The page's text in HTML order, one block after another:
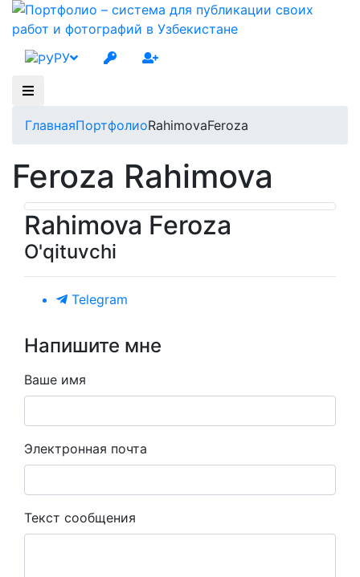
РУ
ГлавнаяПортфолиоRahimovaFeroza
Feroza Rahimova
Rahimova Feroza
O'qituvchi
Telegram
Напишите мне
Ваше имя
Электронная почта
Текст сообщения